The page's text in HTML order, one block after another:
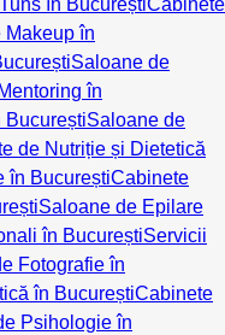
în BucureștiCabinete
Makeup în
Saloane de
în
BucureștiSaloane de
de Nutriție și Dietetică
în BucureștiCabinete
Saloane de Epilare
în BucureștiServicii
Fotografie în
în BucureștiCabinete
Psihologie în